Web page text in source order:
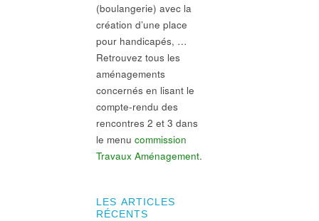
(boulangerie) avec la
création d’une place
pour handicapés, …
Retrouvez tous les
aménagements
concernés en lisant le
compte-rendu des
rencontres 2 et 3 dans
le menu commission
Travaux Aménagement.
LES ARTICLES
RÉCENTS